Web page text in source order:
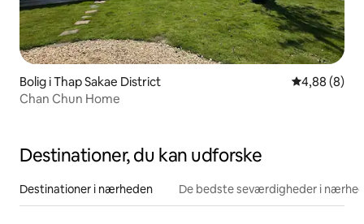
Bolig i Thap Sakae District 4,88 ud af 5
4,88 (8)
Chan Chun Home
Destinationer, du kan udforske
Destinationer i nærheden De bedste seværdigheder i